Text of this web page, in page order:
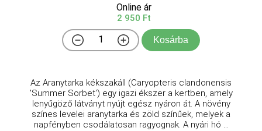
Online ár
2 950 Ft
Kosárba
Az Aranytarka kékszakáll (Caryopteris clandonensis
'Summer Sorbet') egy igazi ékszer a kertben, amely
lenyűgöző látványt nyújt egész nyáron át. A növény
színes levelei aranytarka és zöld színűek, melyek a
napfényben csodálatosan ragyognak. A nyári hó ...